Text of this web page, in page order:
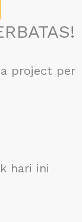
project per
hari ini